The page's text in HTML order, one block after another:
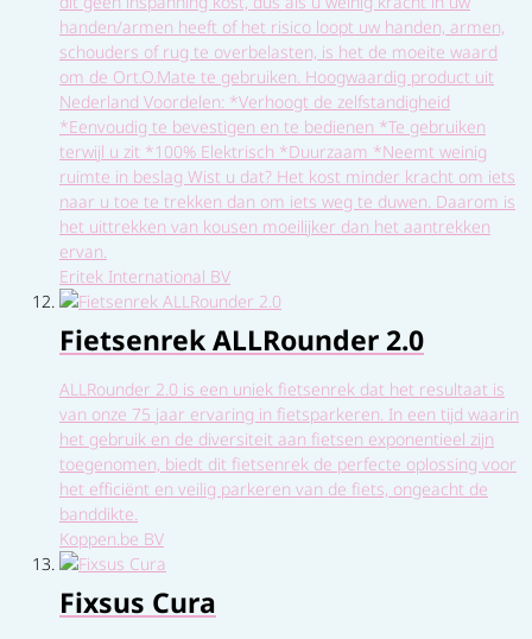
handen/armen heeft of het risico loopt uw handen, armen,
schouders of rug te overbelasten, is het de moeite waard
om de Ort.O.Mate te gebruiken. Hoogwaardig product uit
Nederland Voordelen: *Verhoogt de zelfstandigheid
*Eenvoudig te bevestigen en te bedienen *Te gebruiken
terwijl u zit *100% Elektrisch *Duurzaam *Neemt weinig
ruimte in beslag Wist u dat? Het kost minder kracht om iets
naar u toe te trekken dan om iets weg te duwen. Daarom is
het uittrekken van kousen moeilijker dan het aantrekken
ervan.
Eritek International BV
Fietsenrek ALLRounder 2.0
ALLRounder 2.0 is een uniek fietsenrek dat het resultaat is
van onze 75 jaar ervaring in fietsparkeren. In een tijd waarin
het gebruik en de diversiteit aan fietsen exponentieel zijn
toegenomen, biedt dit fietsenrek de perfecte oplossing voor
het efficiënt en veilig parkeren van de fiets, ongeacht de
banddikte.
Koppen.be BV
Fixsus Cura